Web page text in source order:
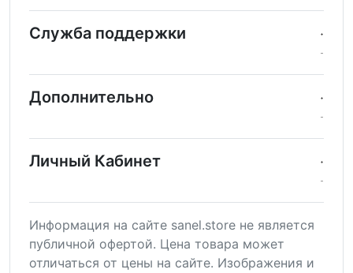
Служба поддержки
Дополнительно
Личный Кабинет
Информация на сайте sanel.store не является
публичной офертой. Цена товара может
отличаться от цены на сайте. Изображения и